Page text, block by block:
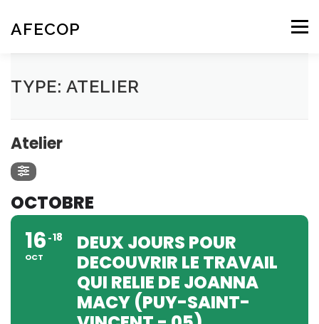
contenu
AFECOP Menu
ACCUEIL QUI SOMMES-NOUS
L’ÉCOPSYCHOLOGIE
TYPE: ATELIER
Atelier
OCTOBRE
16
OCT
18
DEUX JOURS POUR
DECOUVRIR LE TRAVAIL
QUI RELIE DE JOANNA
MACY (PUY-SAINT-